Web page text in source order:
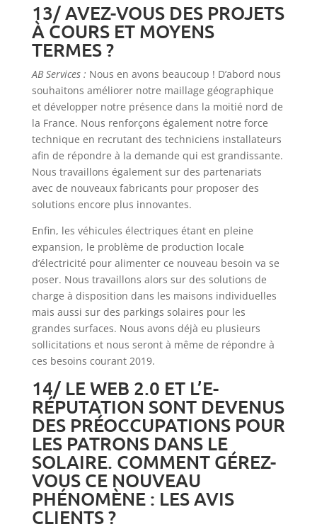
13/ AVEZ-VOUS DES PROJETS
À COURS ET MOYENS
TERMES ?
AB Services : Nous en avons beaucoup ! D’abord nous
souhaitons améliorer notre maillage géographique
et développer notre présence dans la moitié nord de
la France. Nous renforçons également notre force
technique en recrutant des techniciens installateurs
afin de répondre à la demande qui est grandissante.
Nous travaillons également sur des partenariats
avec de nouveaux fabricants pour proposer des
solutions encore plus innovantes.
Enfin, les véhicules électriques étant en pleine
expansion, le problème de production locale
d’électricité pour alimenter ce nouveau besoin va se
poser. Nous travaillons alors sur des solutions de
charge à disposition dans les maisons individuelles
mais aussi sur des parkings solaires pour les
grandes surfaces. Nous avons déjà eu plusieurs
sollicitations et nous seront à même de répondre à
ces besoins courant 2019.
14/ LE WEB 2.0 ET L’E-
RÉPUTATION SONT DEVENUS
DES PRÉOCCUPATIONS POUR
LES PATRONS DANS LE
SOLAIRE. COMMENT GÉREZ-
VOUS CE NOUVEAU
PHÉNOMÈNE : LES AVIS
CLIENTS?